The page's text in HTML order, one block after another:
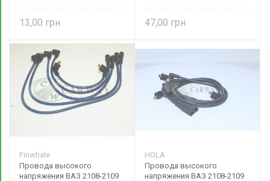
13,00 47,00
Finwhale
Провода высокого
напряжения ВАЗ 2108-2109
HOLA
Провода высокого
напряжения ВАЗ 2108-2109